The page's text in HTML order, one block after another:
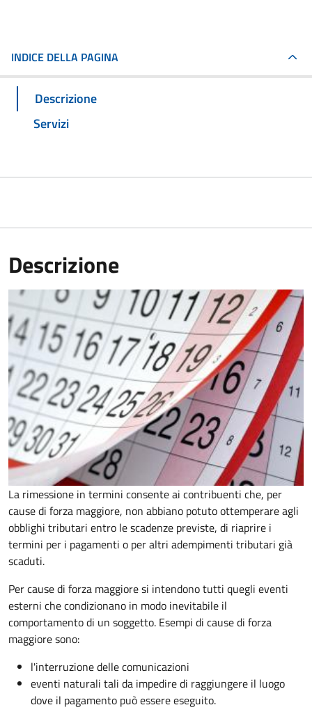
INDICE DELLA PAGINA
Descrizione
Servizi
Descrizione
La rimessione in termini consente ai contribuenti che, per
cause di forza maggiore, non abbiano potuto ottemperare agli
obblighi tributari entro le scadenze previste, di riaprire i
termini per i pagamenti o per altri adempimenti tributari già
scaduti.
Per cause di forza maggiore si intendono tutti quegli eventi
esterni che condizionano in modo inevitabile il
comportamento di un soggetto. Esempi di cause di forza
maggiore sono:
l'interruzione delle comunicazioni
eventi naturali tali da impedire di raggiungere il luogo
dove il pagamento può essere eseguito.